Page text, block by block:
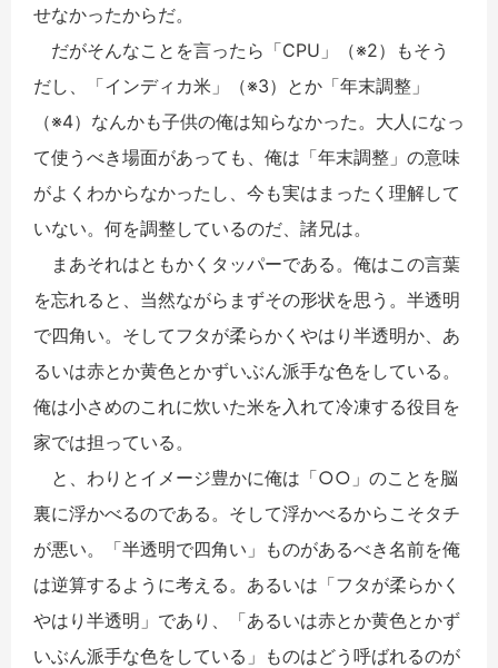
せなかったからだ。
だがそんなことを言ったら「CPU」（※2）もそう
だし、「インディカ米」（※3）とか「年末調整」
（※4）なんかも子供の俺は知らなかった。大人になっ
て使うべき場面があっても、俺は「年末調整」の意味
がよくわからなかったし、今も実はまったく理解して
いない。何を調整しているのだ、諸兄は。
まあそれはともかくタッパーである。俺はこの言葉
を忘れると、当然ながらまずその形状を思う。半透明
で四角い。そしてフタが柔らかくやはり半透明か、あ
るいは赤とか黄色とかずいぶん派手な色をしている。
俺は小さめのこれに炊いた米を入れて冷凍する役目を
家では担っている。
と、わりとイメージ豊かに俺は「○○」のことを脳
裏に浮かべるのである。そして浮かべるからこそタチ
が悪い。「半透明で四角い」ものがあるべき名前を俺
は逆算するように考える。あるいは「フタが柔らかく
やはり半透明」であり、「あるいは赤とか黄色とかず
いぶん派手な色をしている」ものはどう呼ばれるのが